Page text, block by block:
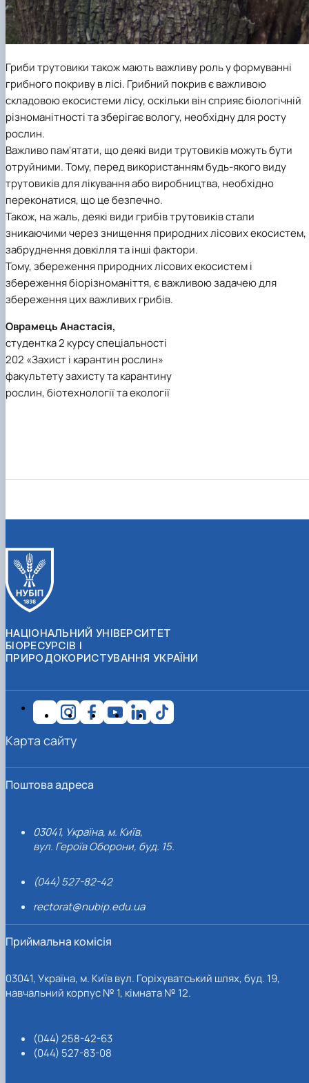
Гриби трутовики також мають важливу роль у формуванні
грибного покриву в лісі. Грибний покрив є важливою
складовою екосистеми лісу, оскільки він сприяє біологічній
різноманітності та зберігає вологу, необхідну для росту
рослин.
Важливо пам'ятати, що деякі види трутовиків можуть бути
отруйними. Тому, перед використанням будь-якого виду
трутовиків для лікування або виробництва, необхідно
переконатися, що це безпечно.
Також, на жаль, деякі види грибів трутовиків стали
зникаючими через знищення природних лісових екосистем,
забруднення довкілля та інші фактори.
Тому, збереження природних лісових екосистем і
збереження біорізноманіття, є важливою задачею для
збереження цих важливих грибів.
Оврамець Анастасія,
студентка 2 курсу спеціальності
202 «Захист і карантин рослин»
факультету захисту та карантину
рослин, біотехнології та екології
НАЦІОНАЛЬНИЙ УНІВЕРСИТЕТ
БІОРЕСУРСІВ І
ПРИРОДОКОРИСТУВАННЯ УКРАЇНИ
Поштова адреса
03041, Україна, м. Київ,
вул. Героїв Оборони, буд. 15.
(044) 527-82-42
rectorat@nubip.edu.ua
Приймальна комісія
03041, Україна, м. Київ вул. Горіхуватський шлях, буд. 19,
навчальний корпус № 1, кімната № 12.
(044) 258-42-63
(044) 527-83-08
Карта сайту